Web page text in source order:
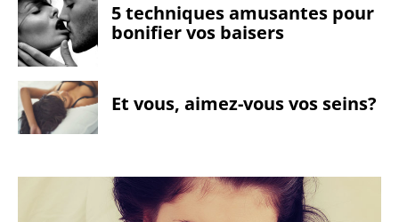
5 techniques amusantes pour
bonifier vos baisers
Et vous, aimez-vous vos seins?